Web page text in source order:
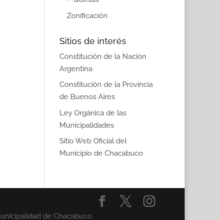
Zonificación
Sitios de interés
Constitución de la Nación
Argentina
Constitución de la Provincia
de Buenos Aires
Ley Orgánica de las
Municipalidades
Sitio Web Oficial del
Municipio de Chacabuco
de Chacabuco